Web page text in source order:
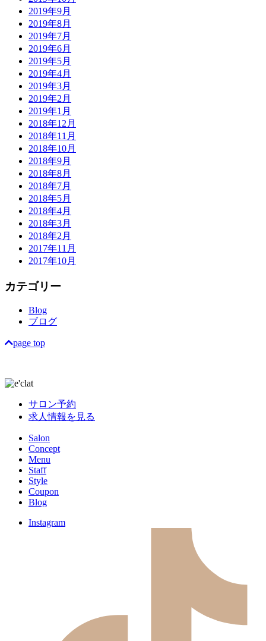
2019年9月
2019年8月
2019年7月
2019年6月
2019年5月
2019年4月
2019年3月
2019年2月
2019年1月
2018年12月
2018年11月
2018年10月
2018年9月
2018年8月
2018年7月
2018年5月
2018年4月
2018年3月
2018年2月
2017年11月
2017年10月
カテゴリー
Blog
ブログ
page top
サロン予約
求人情報を見る
Salon
Concept
Menu
Staff
Style
Coupon
Blog
Instagram